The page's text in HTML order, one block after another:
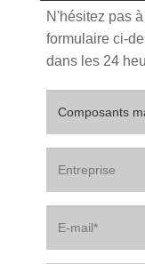
N'hésitez pas
formulaire ci-
dans les 24